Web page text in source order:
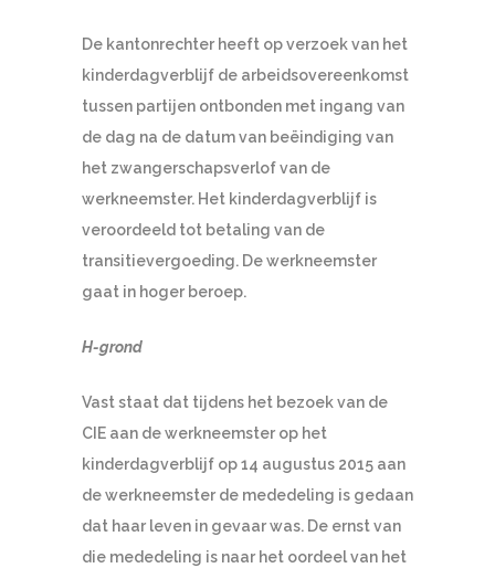
De kantonrechter heeft op verzoek van het
kinderdagverblijf de arbeidsovereenkomst
tussen partijen ontbonden met ingang van
de dag na de datum van beëindiging van
het zwangerschapsverlof van de
werkneemster. Het kinderdagverblijf is
veroordeeld tot betaling van de
transitievergoeding. De werkneemster
gaat in hoger beroep.
H-grond
Vast staat dat tijdens het bezoek van de
CIE aan de werkneemster op het
kinderdagverblijf op 14 augustus 2015 aan
de werkneemster de mededeling is gedaan
dat haar leven in gevaar was. De ernst van
die mededeling is naar het oordeel van het